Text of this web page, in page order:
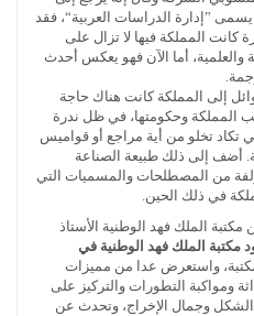
”إدارة الدراسات العربية“، فقد
المملكة فيها لا تزال على
والعلمية، أما الآن فهو يعكس أحدث
إلى المملكة كانت هناك حاجة
المملكة وحكومتها، في ظل ندرة
تكاد تخلو من أية مراجع أو قواميس
أضف إلى ذلك طبيعة الصناعة
من المصطلحات والمسميات التي
في ذلك الحين.
الملك فهد الوطنية الأستاذ
مكتبة الملك فهد الوطنية في
واستعرض عدا من مميزات
ومواكبة التطورات والتركيز على
الشكل وجمال الإخراج، وتحدث عن